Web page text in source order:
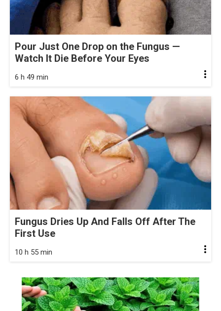
Pour Just One Drop on the Fungus —
Watch It Die Before Your Eyes
6 h 49 min
Fungus Dries Up And Falls Off After The
First Use
10 h 55 min